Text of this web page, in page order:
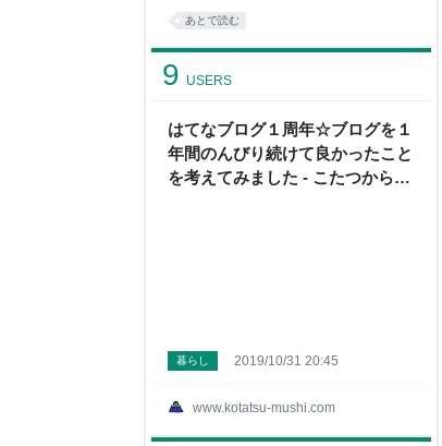
あとで読む
はてなブログ１周年☆ブログを１
年間のんびり続けて良かったこと
を考えてみました - こたつから外
9 USERS
www.kotatsu-mushi.com
暮らし 2019/10/31 20:45